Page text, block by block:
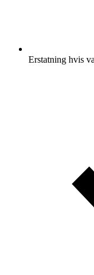
Erstatning hvis